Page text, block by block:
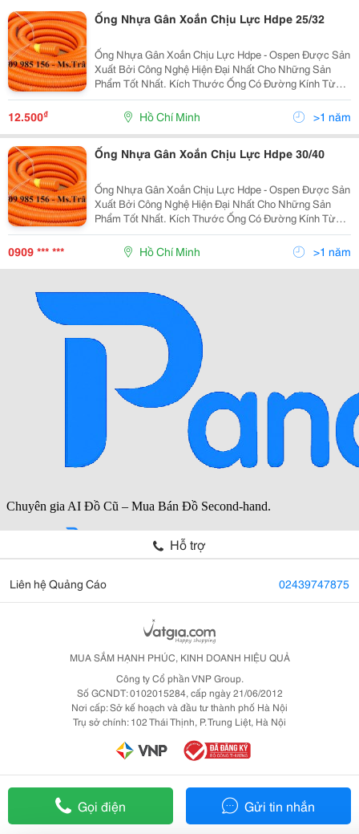
Ống Nhựa Gân Xoắn Chịu Lực Hdpe 25/32
Ống Nhựa Gân Xoắn Chịu Lực Hdpe - Ospen Được Sản
Xuất Bởi Công Nghệ Hiện Đại Nhất Cho Những Sản
Phẩm Tốt Nhất. Kích Thước Ống Có Đường Kính Từ
25Mm Đến 250Mm . Ưu Điểm: Độ Dài Liên Tục, Dễ
Dàng Uốn Cong, Khả Năng Chịu Lực Lớn, Kinh Tế, Tiết
12.500₫ Hồ Chí Minh >1 năm
Ống Nhựa Gân Xoắn Chịu Lực Hdpe 30/40
Ống Nhựa Gân Xoắn Chịu Lực Hdpe - Ospen Được Sản
Xuất Bởi Công Nghệ Hiện Đại Nhất Cho Những Sản
Phẩm Tốt Nhất. Kích Thước Ống Có Đường Kính Từ
25Mm Đến 250Mm . Ưu Điểm: Độ Dài Liên Tục, Dễ
Dàng Uốn Cong, Khả Năng Chịu Lực Lớn, Kinh Tế, Tiết
0909 *** *** Hồ Chí Minh >1 năm
Gọi điện Gửi tin nhắn
Hỗ trợ
Liên hệ Quảng Cáo 02439747875
MUA SẮM HẠNH PHÚC, KINH DOANH HIỆU QUẢ
Công ty Cổ phần VNP Group.
Số GCNDT: 0102015284, cấp ngày 21/06/2012
Nơi cấp: Sở kế hoạch và đầu tư thành phố Hà Nội
Trụ sở chính: 102 Thái Thịnh, P. Trung Liệt, Hà Nội